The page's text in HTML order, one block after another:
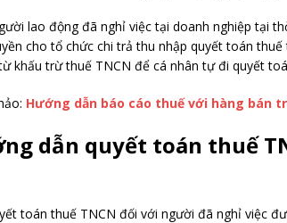
lao động đã nghỉ việc tại doanh nghiệp tại
cho tổ chức chi trả thu nhập quyết toán
khấu trừ thuế TNCN để cá nhân tự đi quyết
Hướng dẫn báo cáo thuế với hàng bán
dẫn quyết toán thuế
toán thuế TNCN đối với người đã nghỉ việc